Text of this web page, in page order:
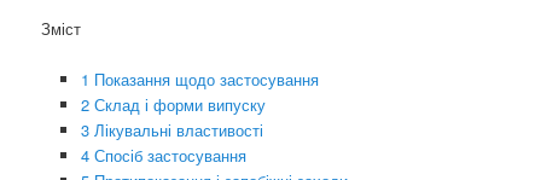
Зміст
1 Показання щодо застосування
2 Склад і форми випуску
3 Лікувальні властивості
4 Спосіб застосування